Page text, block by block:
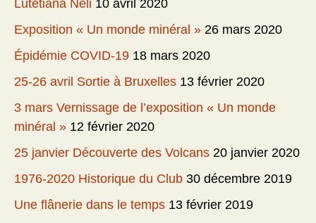
Lutetiana Neli 10 avril 2020
Exposition « Un monde minéral » 26 mars 2020
Épidémie COVID-19 18 mars 2020
25-26 avril Sortie à Bruxelles 13 février 2020
3 mars Vernissage de l’exposition « Un monde
minéral » 12 février 2020
25 janvier Découverte des Volcans 20 janvier 2020
1976-2020 Historique du Club 30 décembre 2019
Une flânerie dans le temps 13 février 2019